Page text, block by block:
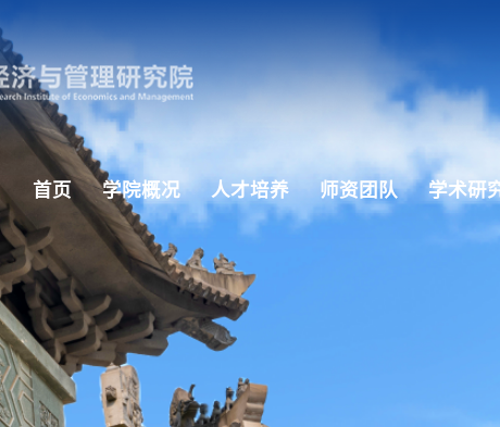
首页 学院概况 人才培养 师资团队 学术研